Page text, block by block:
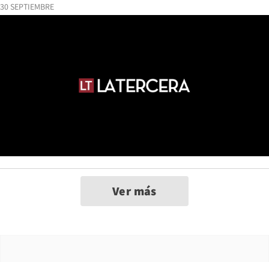
30 SEPTIEMBRE
Ver más